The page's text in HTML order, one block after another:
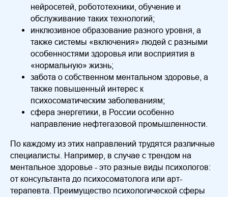
нейросетей, робототехники, обучение и
обслуживание таких технологий;
инклюзивное образование разного уровня, а
также системы «включения» людей с разными
особенностями здоровья или восприятия в
«нормальную» жизнь;
забота о собственном ментальном здоровье, а
также повышенный интерес к
психосоматическим заболеваниям;
сфера энергетики, в России особенно
направление нефтегазовой промышленности.
По каждому из этих направлений трудятся различные
специалисты. Например, в случае с трендом на
ментальное здоровье - это разные виды психологов:
от консультанта до психосоматолога или арт-
терапевта. Преимущество психологической сферы